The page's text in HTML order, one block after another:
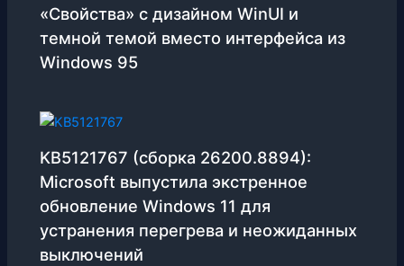
«Свойства» с дизайном WinUI и
темной темой вместо интерфейса из
Windows 95
KB5121767 (сборка 26200.8894):
Microsoft выпустила экстренное
обновление Windows 11 для
устранения перегрева и неожиданных
выключений